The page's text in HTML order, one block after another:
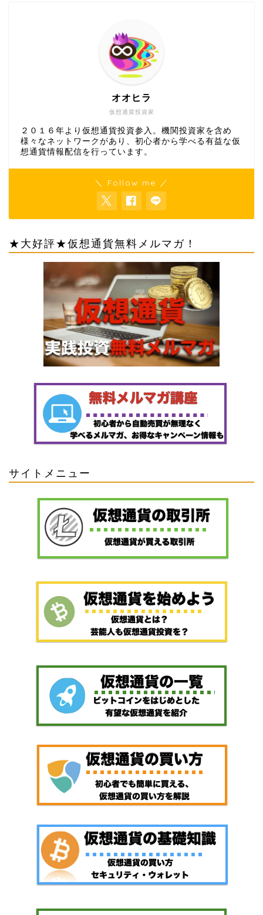
仮想通貨投資家
オオヒラ
２０１６年より仮想通貨投資参入。機関投資家を含め
様々なネットワークがあり、初心者から学べる有益な仮
想通貨情報配信を行っています。
＼ Follow me ／
★大好評★仮想通貨無料メルマガ！
サイトメニュー